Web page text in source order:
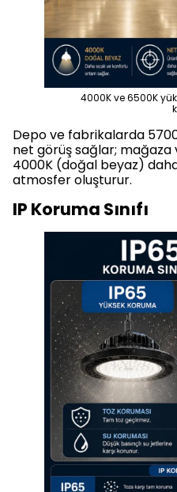
4000K ve 6500K
Depo ve fabrikalarda
net görüş sağlar; mağaza
4000K (doğal beyaz)
atmosfer oluşturur.
IP Koruma Sınıfı